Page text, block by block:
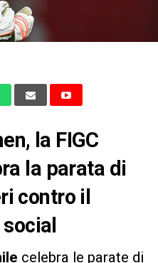
la FIGC
la parata di
contro il
celebra le parate di